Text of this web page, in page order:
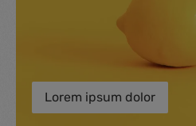
Lorem ipsum dolor